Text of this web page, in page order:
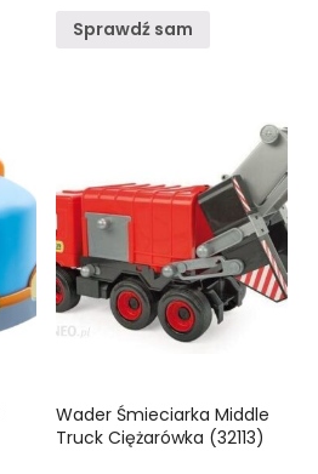
Sprawdź sam
Wader Śmieciarka Middle
Truck Ciężarówka (32113)